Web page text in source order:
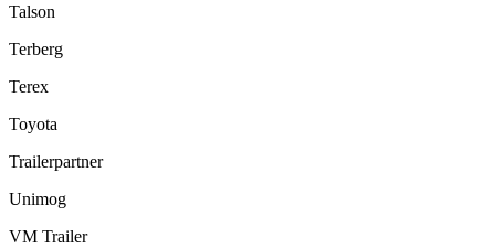
Talson
Terberg
Terex
Toyota
Trailerpartner
Unimog
VM Trailer